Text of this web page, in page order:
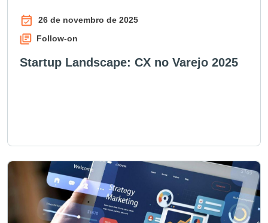
26 de novembro de 2025
Follow-on
Startup Landscape: CX no Varejo 2025